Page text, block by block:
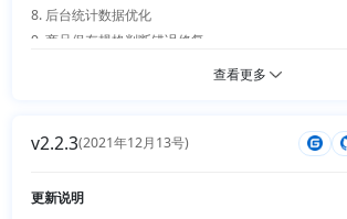
8. 后台统计数据优化
9. 商品保存规格判断错误修复
13. 动态数据列表处理模块优化+支持Ym年月选择条件
15. 日历组件更新到最新版本
查看更多
v2.2.3(2021年12月13号)
更新说明